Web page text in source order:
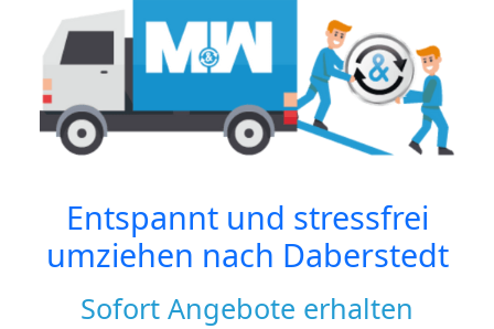
Entspannt und stressfrei
umziehen nach Daberstedt
Sofort Angebote erhalten